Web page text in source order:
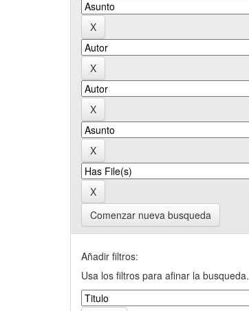
Comenzar nueva busqueda
Añadir filtros:
Usa los filtros para afinar la busqueda.